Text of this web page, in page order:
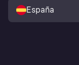
España